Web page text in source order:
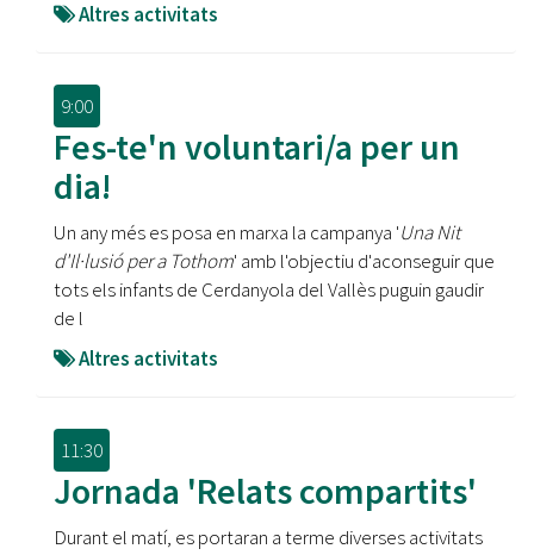
Altres activitats
9:00
Fes-te'n voluntari/a per un
dia!
Un any més es posa en marxa la campanya 'Una Nit
d'Il·lusió per a Tothom' amb l'objectiu d'aconseguir que
tots els infants de Cerdanyola del Vallès puguin gaudir
de l
Altres activitats
11:30
Jornada 'Relats compartits'
Durant el matí, es portaran a terme diverses activitats